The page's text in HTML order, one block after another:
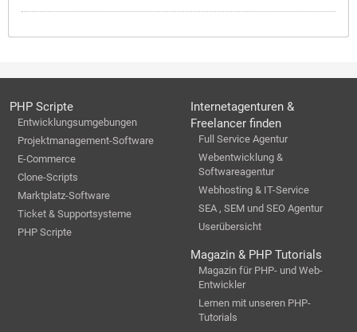
PHP Scripte
Entwicklungsumgebungen
Projektmanagement-Software
E-Commerce
Clone-Scripts
Marktplatz-Software
Ticket & Supportsysteme
PHP Scripte
Internetagenturen &
Freelancer finden
Full Service Agentur
Webentwicklung &
Softwareagentur
Webhosting & IT-Service
SEA , SEM und SEO Agentur
Userübersicht
Magazin & PHP Tutorials
Magazin für PHP- und Web-
Entwickler
Lernen mit unseren PHP-
Tutorials